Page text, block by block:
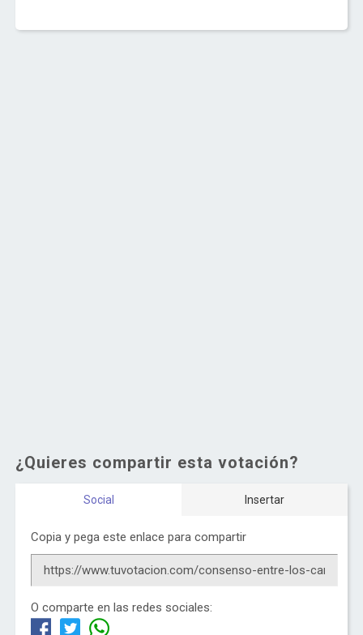
¿Quieres compartir esta votación?
Social Insertar
Copia y pega este enlace para compartir
O comparte en las redes sociales: